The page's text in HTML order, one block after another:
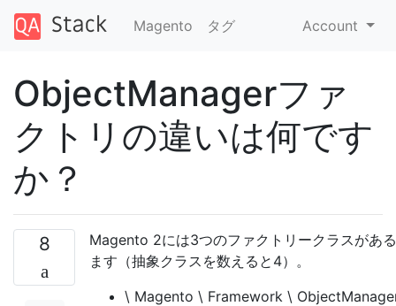
Magento タグ Account
ObjectManagerファ
クトリの違いは何です
か？
8
Magento 2には3つのファクトリークラスがあ
ます（抽象クラ​​スを数えると4）。
\ Magento \ Framework \